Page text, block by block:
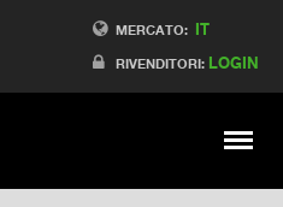
MERCATO: IT
RIVENDITORI: LOGIN
Meny